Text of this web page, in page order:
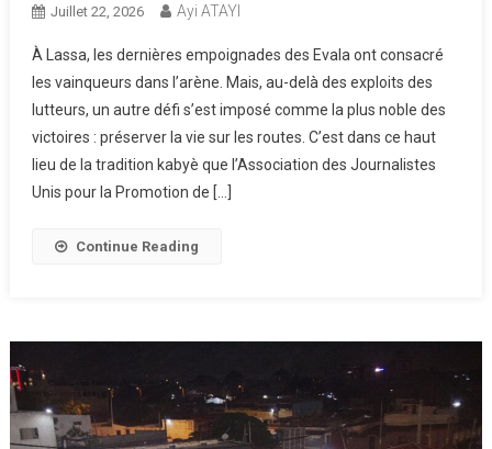
Juillet 22, 2026 Ayi ATAYI
À Lassa, les dernières empoignades des Evala ont consacré
les vainqueurs dans l’arène. Mais, au-delà des exploits des
lutteurs, un autre défi s’est imposé comme la plus noble des
victoires : préserver la vie sur les routes. C’est dans ce haut
lieu de la tradition kabyè que l’Association des Journalistes
Unis pour la Promotion de […]
Continue Reading